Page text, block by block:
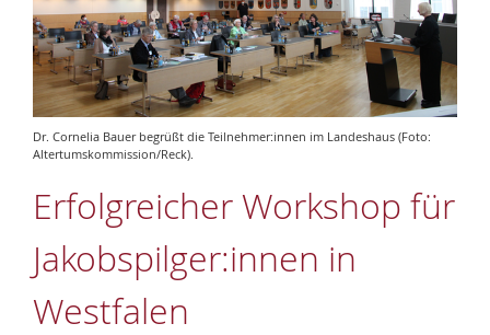
Dr. Cornelia Bauer begrüßt die Teilnehmer:innen im Landeshaus (Foto:
Altertumskommission/Reck).
Erfolgreicher Workshop für
Jakobspilger:innen in
Westfalen